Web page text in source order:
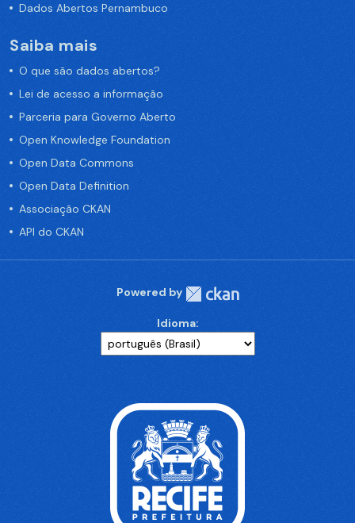
Dados Abertos Pernambuco
Saiba mais
O que são dados abertos?
Lei de acesso a informação
Parceria para Governo Aberto
Open Knowledge Foundation
Open Data Commons
Open Data Definition
Associação CKAN
API do CKAN
Powered by
Idioma